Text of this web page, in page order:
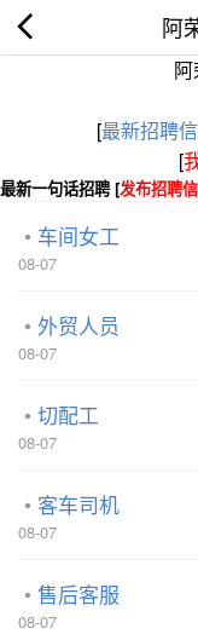
阿
[最新招聘
[
最新一句话招聘 [发布招聘
车间女工
08-07
外贸人员
08-07
切配工
08-07
客车司机
08-07
售后客服
08-07